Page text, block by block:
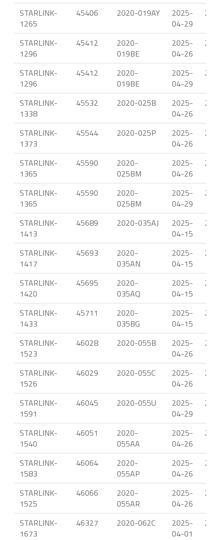
STARLINK-
1265
45406 2020-019AY
2025-
04-29
STARLINK-
1296
45412
2020-
019BE
2025-
04-26
STARLINK-
1296
45412
2020-
019BE
2025-
04-29
STARLINK-
1338
45532 2020-025B
2025-
04-26
STARLINK-
1373
45544 2020-025P
2025-
04-26
STARLINK-
1365
45590
2020-
025BM
2025-
04-26
STARLINK-
1365
45590
2020-
025BM
2025-
04-29
STARLINK-
1413
45689 2020-035AJ
2025-
04-15
STARLINK-
1417
45693
2020-
035AN
2025-
04-15
STARLINK-
1420
45695
2020-
035AQ
2025-
04-15
STARLINK-
1433
45711
2020-
035BG
2025-
04-15
STARLINK-
1523
46028 2020-055B
2025-
04-26
STARLINK-
1526
46029 2020-055C
2025-
04-26
STARLINK-
1591
46045 2020-055U
2025-
04-29
STARLINK-
1540
46051
2020-
055AA
2025-
04-26
STARLINK-
1583
46064
2020-
055AP
2025-
04-26
STARLINK-
1525
46066
2020-
055AR
2025-
04-26
STARLINK-
1673
46327 2020-062C
2025-
04-01